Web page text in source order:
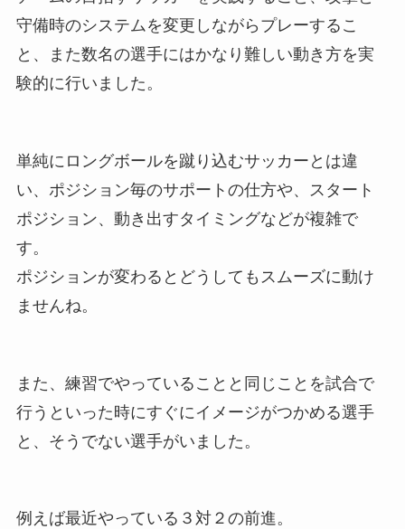
守備時のシステムを変更しながらプレーするこ
と、また数名の選手にはかなり難しい動き方を実
験的に行いました。
単純にロングボールを蹴り込むサッカーとは違
い、ポジション毎のサポートの仕方や、スタート
ポジション、動き出すタイミングなどが複雑で
す。
ポジションが変わるとどうしてもスムーズに動け
ませんね。
また、練習でやっていることと同じことを試合で
行うといった時にすぐにイメージがつかめる選手
と、そうでない選手がいました。
例えば最近やっている３対２の前進。